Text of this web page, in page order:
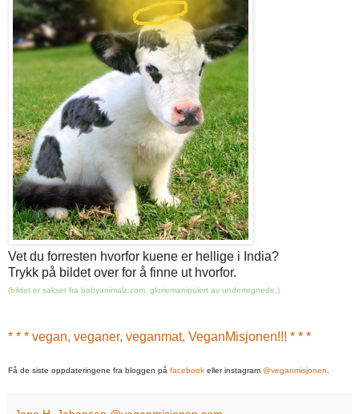
Vet du forresten hvorfor kuene er hellige i India?
Trykk på bildet over for å finne ut hvorfor.
(bildet er sakset fra babyanimalz.com, gloriemanipulert av undertegnede;)
* * * vegan, veganer, veganmat, VeganMisjonen!!! * * *
Få de siste oppdateringene fra bloggen på facebook eller instagram @veganmisjonen.